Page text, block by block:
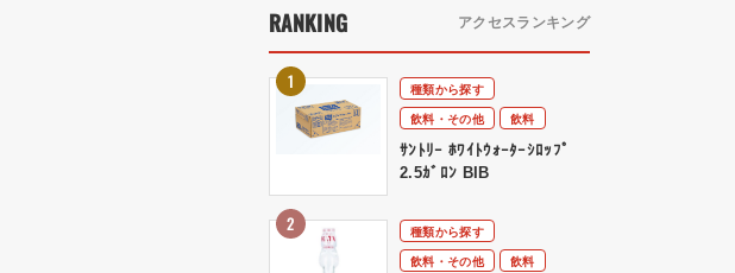
RANKING アクセスランキング
種類から探す
飲料・その他
飲料
ｻﾝﾄﾘｰ ﾎﾜｲﾄｳｫｰﾀｰｼﾛｯﾌﾟ
2.5ｶﾞﾛﾝ BIB
種類から探す
飲料・その他
飲料